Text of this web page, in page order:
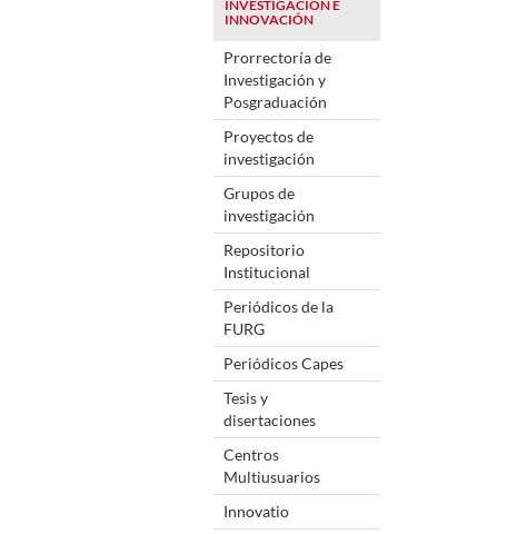
INVESTIGACIÓN E
INNOVACIÓN
Prorrectoría de
Investigación y
Posgraduación
Proyectos de
investigación
Grupos de
investigación
Repositorio
Institucional
Periódicos de la
FURG
Periódicos Capes
Tesis y
disertaciones
Centros
Multiusuarios
Innovatio